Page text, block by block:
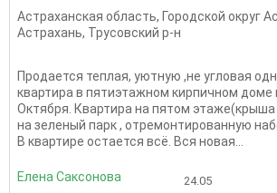
Астраханская область, Городской округ
Астрахань, Трусовский р-н
Продается теплая, уютную ,не угловая
квартира в пятиэтажном кирпичном доме
Октября. Квартира на пятом
на зеленый парк , отремонтированную
В квартире остается всё. Вся новая...
Елена Саксонова 24.05